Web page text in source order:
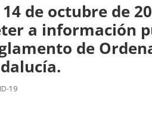
de octubre de
a información
de
19